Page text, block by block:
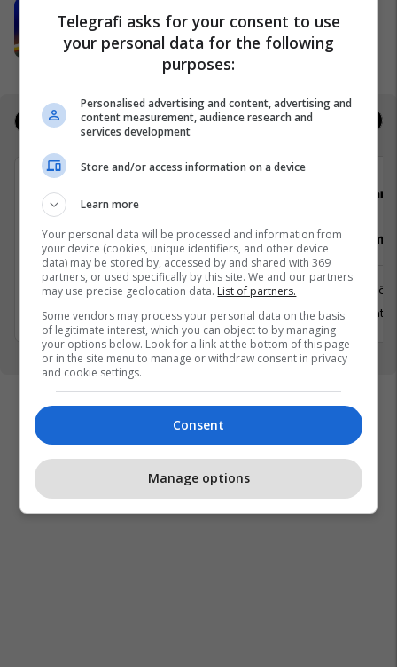
me energjinë e Shell-it
Sunny Hill Festival
Jobs Real Estate
Recepsioniste
Prishtinë
31 Korrik 2026
Vozitës me
Prishtinë
13 Gusht
Telegrafi asks for your consent to use
your personal data for the following
purposes:
Personalised advertising and content, advertising and
content measurement, audience research and
services development
Store and/or access information on a device
Learn more
Your personal data will be processed and information from
your device (cookies, unique identifiers, and other device
data) may be stored by, accessed by and shared with 369
partners, or used specifically by this site. We and our partners
may use precise geolocation data. List of partners.
Some vendors may process your personal data on the basis
of legitimate interest, which you can object to by managing
your options below. Look for a link at the bottom of this page
or in the site menu to manage or withdraw consent in privacy
and cookie settings.
Consent
Manage options